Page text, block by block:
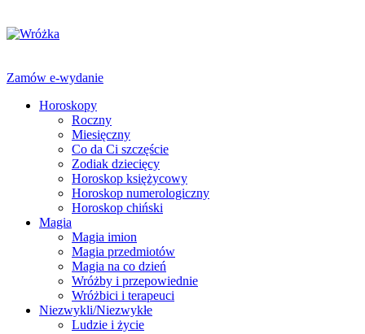
Zamów e-wydanie
Horoskopy
Roczny
Miesięczny
Co da Ci szczęście
Zodiak dziecięcy
Horoskop księżycowy
Horoskop numerologiczny
Horoskop chiński
Magia
Magia imion
Magia przedmiotów
Magia na co dzień
Wróżby i przepowiednie
Wróżbici i terapeuci
Niezwykli/Niezwykłe
Ludzie i życie